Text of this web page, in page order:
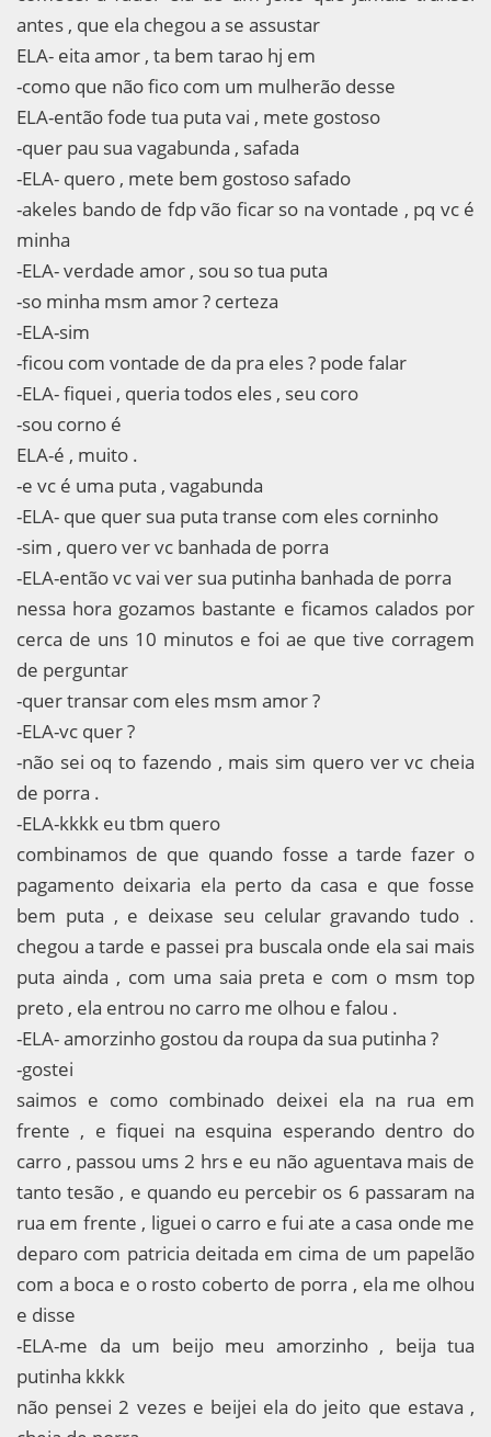
antes , que ela chegou a se assustar
ELA- eita amor , ta bem tarao hj em
-como que não fico com um mulherão desse
ELA-então fode tua puta vai , mete gostoso
-quer pau sua vagabunda , safada
-ELA- quero , mete bem gostoso safado
-akeles bando de fdp vão ficar so na vontade , pq vc é
minha
-ELA- verdade amor , sou so tua puta
-so minha msm amor ? certeza
-ELA-sim
-ficou com vontade de da pra eles ? pode falar
-ELA- fiquei , queria todos eles , seu coro
-sou corno é
ELA-é , muito .
-e vc é uma puta , vagabunda
-ELA- que quer sua puta transe com eles corninho
-sim , quero ver vc banhada de porra
-ELA-então vc vai ver sua putinha banhada de porra
nessa hora gozamos bastante e ficamos calados por
cerca de uns 10 minutos e foi ae que tive corragem
de perguntar
-quer transar com eles msm amor ?
-ELA-vc quer ?
-não sei oq to fazendo , mais sim quero ver vc cheia
de porra .
-ELA-kkkk eu tbm quero
combinamos de que quando fosse a tarde fazer o
pagamento deixaria ela perto da casa e que fosse
bem puta , e deixase seu celular gravando tudo .
chegou a tarde e passei pra buscala onde ela sai mais
puta ainda , com uma saia preta e com o msm top
preto , ela entrou no carro me olhou e falou .
-ELA- amorzinho gostou da roupa da sua putinha ?
-gostei
saimos e como combinado deixei ela na rua em
frente , e fiquei na esquina esperando dentro do
carro , passou ums 2 hrs e eu não aguentava mais de
tanto tesão , e quando eu percebir os 6 passaram na
rua em frente , liguei o carro e fui ate a casa onde me
deparo com patricia deitada em cima de um papelão
com a boca e o rosto coberto de porra , ela me olhou
e disse
-ELA-me da um beijo meu amorzinho , beija tua
putinha kkkk
não pensei 2 vezes e beijei ela do jeito que estava ,